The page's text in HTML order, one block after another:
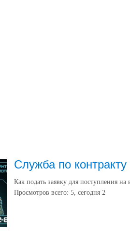
Служба по контракту
Как подать заявку для поступления
Просмотров всего: 5, сегодня 2